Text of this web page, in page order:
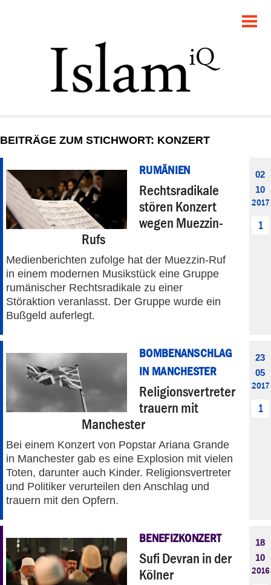
GESELLSCHAFT
STARTSEITE
DEBATTE
PANORAMA
BEITRÄGE ZUM STICHWORT: KONZERT
RUMÄNIEN
Rechtsradikale
stören Konzert
wegen Muezzin-
Rufs
Medienberichten zufolge hat der Muezzin-Ruf
in einem modernen Musikstück eine Gruppe
rumänischer Rechtsradikale zu einer
Störaktion veranlasst. Der Gruppe wurde ein
Bußgeld auferlegt.
02
10
2017
1
BOMBENANSCHLAG
IN MANCHESTER
Religionsvertreter
trauern mit
Manchester
Bei einem Konzert von Popstar Ariana Grande
in Manchester gab es eine Explosion mit vielen
Toten, darunter auch Kinder. Religionsvertreter
und Politiker verurteilen den Anschlag und
trauern mit den Opfern.
23
05
2017
1
BENEFIZKONZERT
Sufi Devran in der
Kölner
18
10
2016